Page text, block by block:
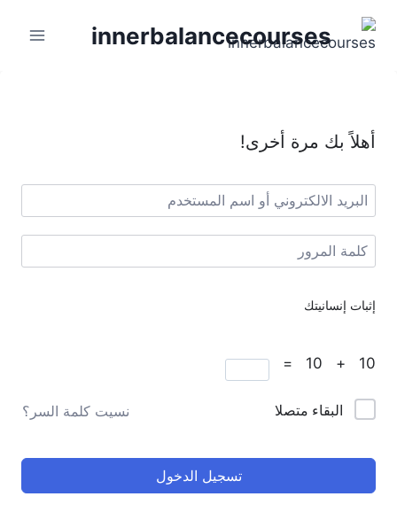
innerbalancecourses
أهلاً بك مرة أخرى!
إثبات إنسانيتك
10 + 10 =
البقاء متصلا نسيت كلمة السر؟
تسجيل الدخول